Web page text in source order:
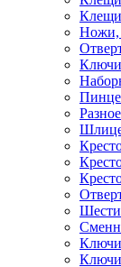
Клещи
Ножи,
Разное
Ключи